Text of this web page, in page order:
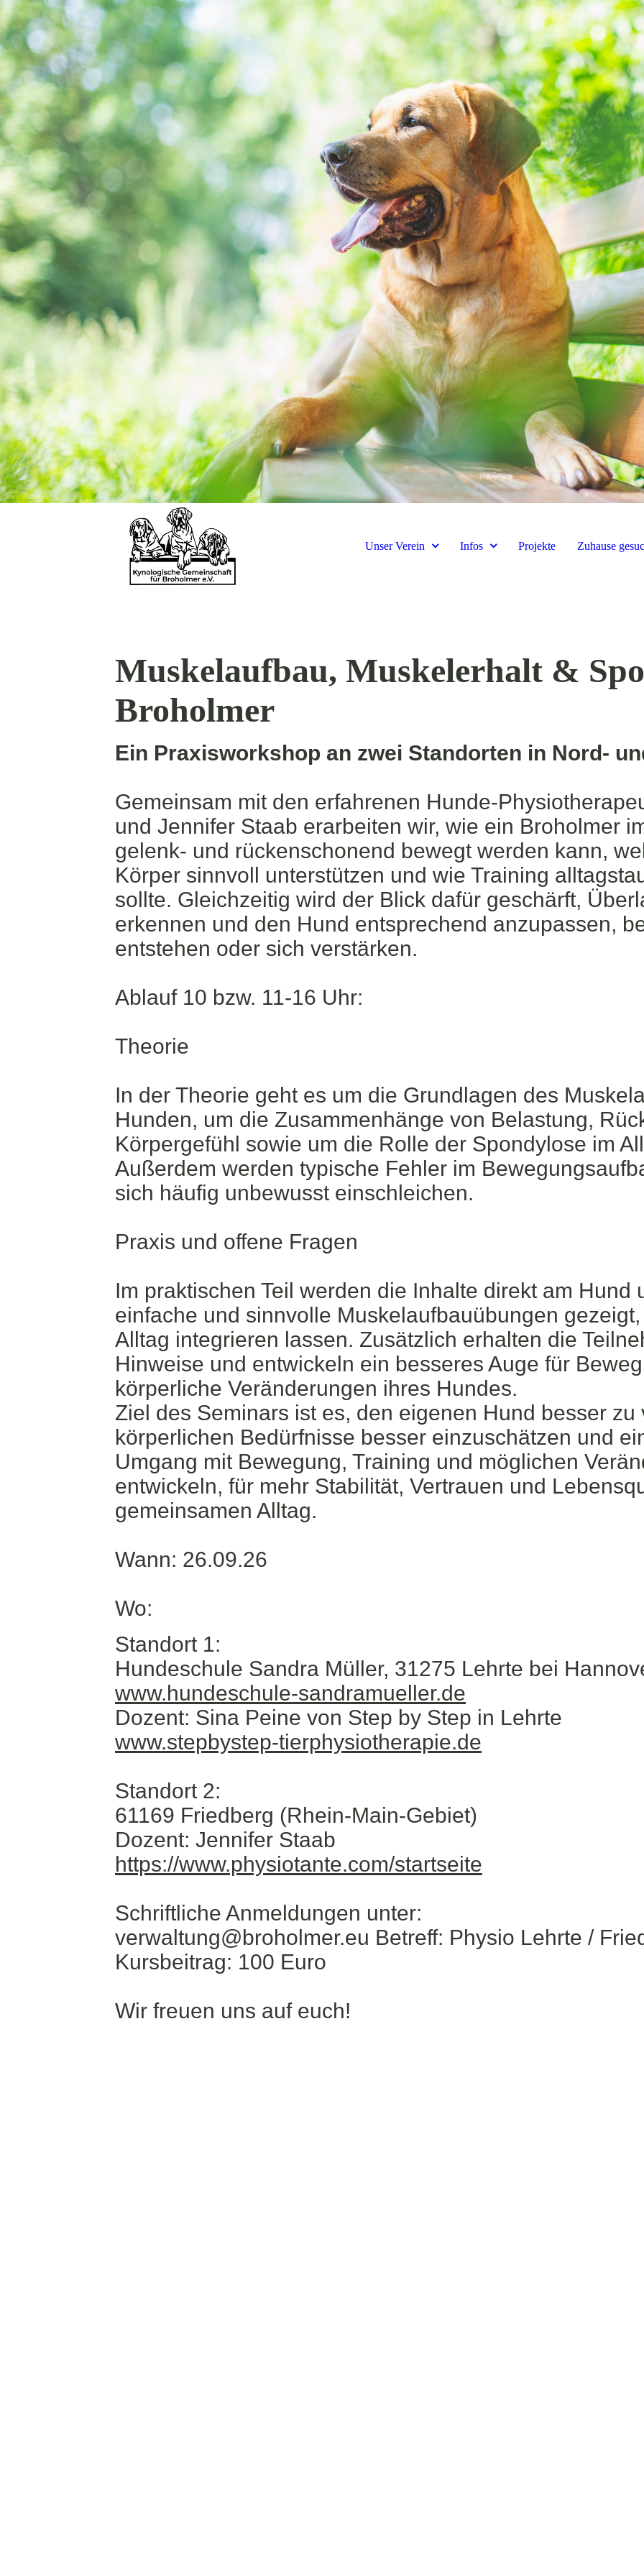
Unser Verein Infos Projekte Zuhause
Muskelaufbau, Muskelerhalt &
Broholmer
Ein Praxisworkshop an zwei Standorten in Nord-
Gemeinsam mit den erfahrenen Hunde-
und Jennifer Staab erarbeiten wir, wie ein Broholmer
gelenk- und rückenschonend bewegt werden kann,
Körper sinnvoll unterstützen und wie Training
sollte. Gleichzeitig wird der Blick dafür geschärft,
erkennen und den Hund entsprechend anzupassen,
entstehen oder sich verstärken.
Ablauf 10 bzw. 11-16 Uhr:
Theorie
In der Theorie geht es um die Grundlagen des
Hunden, um die Zusammenhänge von Belastung,
Körpergefühl sowie um die Rolle der Spondylose im
Außerdem werden typische Fehler im
sich häufig unbewusst einschleichen.
Praxis und offene Fragen
Im praktischen Teil werden die Inhalte direkt am Hund
einfache und sinnvolle Muskelaufbauübungen
Alltag integrieren lassen. Zusätzlich erhalten die
Hinweise und entwickeln ein besseres Auge für
körperliche Veränderungen ihres Hundes.
Ziel des Seminars ist es, den eigenen Hund besser zu
körperlichen Bedürfnisse besser einzuschätzen und
Umgang mit Bewegung, Training und möglichen
entwickeln, für mehr Stabilität, Vertrauen und
gemeinsamen Alltag.
Wann: 26.09.26
Wo:
Standort 1:
Hundeschule Sandra Müller, 31275 Lehrte bei
www.hundeschule-sandramueller.de
Dozent: Sina Peine von Step by Step in Lehrte
www.stepbystep-tierphysiotherapie.de
Standort 2:
61169 Friedberg (Rhein-Main-Gebiet)
Dozent: Jennifer Staab
https://www.physiotante.com/startseite
Schriftliche Anmeldungen unter:
verwaltung@broholmer.eu Betreff: Physio Lehrte /
Kursbeitrag: 100 Euro
Wir freuen uns auf euch!